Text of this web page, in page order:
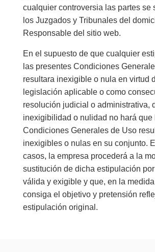
cualquier controversia las partes se
los Juzgados y Tribunales del
Responsable del sitio web.
En el supuesto de que cualquier
las presentes Condiciones
resultara inexigible o nula en virtud
legislación aplicable o como
resolución judicial o administrativa,
inexigibilidad o nulidad no hará que
Condiciones Generales de Uso
inexigibles o nulas en su conjunto.
casos, la empresa procederá a la
sustitución de dicha estipulación
válida y exigible y que, en la
consiga el objetivo y pretensión
estipulación original.